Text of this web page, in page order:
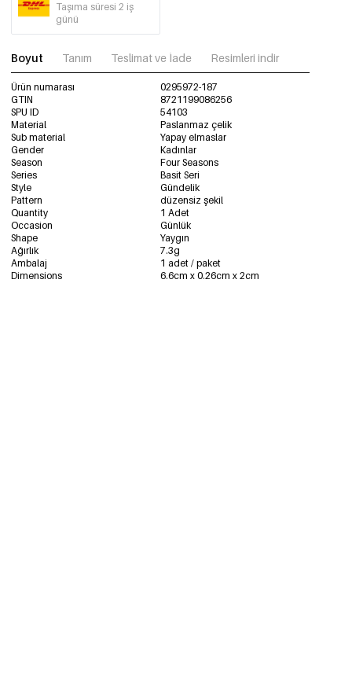
Taşıma süresi 2 iş
günü
Boyut Tanım Teslimat ve İade Resimleri indir
Ürün numarası
0295972-187
GTIN
8721199086256
SPU ID
54103
Material
Paslanmaz çelik
Sub material
Yapay elmaslar
Gender
Kadınlar
Season
Four Seasons
Series
Basit Seri
Style
Gündelik
Pattern
düzensiz şekil
Quantity
1 Adet
Occasion
Günlük
Shape
Yaygın
Ağırlık
7.3g
Ambalaj
1 adet / paket
Dimensions
6.6cm x 0.26cm x 2cm